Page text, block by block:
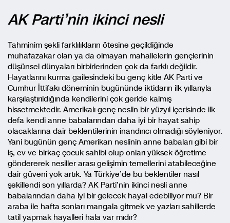
AK Parti’nin ikinci nesli
Tahminim şekli farklılıkların ötesine geçildiğinde
muhafazakar olan ya da olmayan mahallelerin gençlerinin
düşünsel dünyaları birbirlerinden çok da farklı değildir.
Hayatlarını kurma gailesindeki bu genç kitle AK Parti ve
Cumhur İttifakı döneminin bugününde iktidarın ilk yıllarıyla
karşılaştırıldığında kendilerini çok geride kalmış
hissetmektedir. Amerikalı genç neslin bir yüzyıl içerisinde ilk
defa kendi anne babalarından daha iyi bir hayat sahip
olacaklarına dair beklentilerinin inandırıcı olmadığı söyleniyor.
Yani bugünün genç Amerikan neslinin anne babaları gibi bir
iş, ev ve birkaç çocuk sahibi olup onları yüksek öğretime
göndererek nesiller arası gelişimin temellerini atabileceğine
dair güveni yok artık. Ya Türkiye’de bu beklentiler nasıl
şekillendi son yıllarda? AK Parti’nin ikinci nesli anne
babalarından daha iyi bir gelecek hayal edebiliyor mu? Bir
araba ile hafta sonları mangala gitmek ve yazları sahillerde
tatil yapmak hayalleri hala var mıdır?